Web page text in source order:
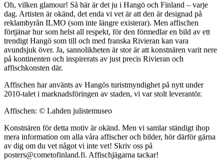
70
cm
(on
demand
print)
mängd
Oh, vilken glamour! Så här är det ju i Hangö och Finland – varje
dag. Artisten är okänd, det enda vi vet är att den är designad på
reklambyrån ILMO (som inte längre existerar). Men affischen
förtjänar hur som helst all respekt, för den förmedlar en bild av ett
trendigt Hangö som till och med franska Rivieran kan vara
avundsjuk över. Ja, sannolikheten är stor är att konstnären varit nere
på kontinenten och inspirerats av just precis Rivieran och
affischkonsten där.
Affischen har använts av Hangös turistmyndighet på nytt under
2010-talet i marknadsföringen av staden, vi var stolt leverantör.
Affischen: © Lahden julistemuseo
Konstnären för detta motiv är okänd. Men vi samlar ständigt ihop
mera information om alla våra affischer och bilder, hör därför gärna
av dig om du vet något vi inte vet! Skriv oss på
posters@cometofinland.fi. Affischjägarna tackar!